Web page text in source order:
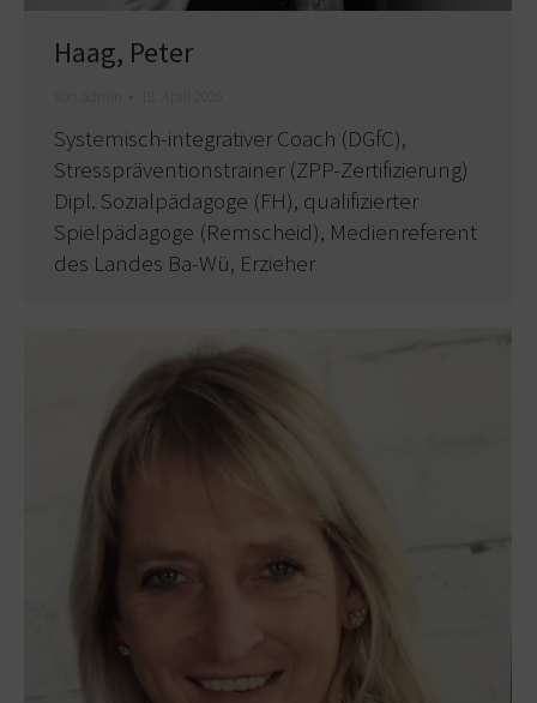
Haag, Peter
Systemisch-integrativer Coach (DGfC),
Stresspräventionstrainer (ZPP-Zertifizierung)
Dipl. Sozialpädagoge (FH), qualifizierter
Spielpädagoge (Remscheid), Medienreferent
des Landes Ba-Wü, Erzieher